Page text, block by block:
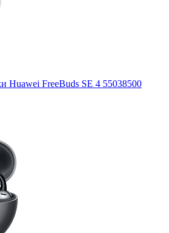
Huawei FreeBuds SE 4 55038500